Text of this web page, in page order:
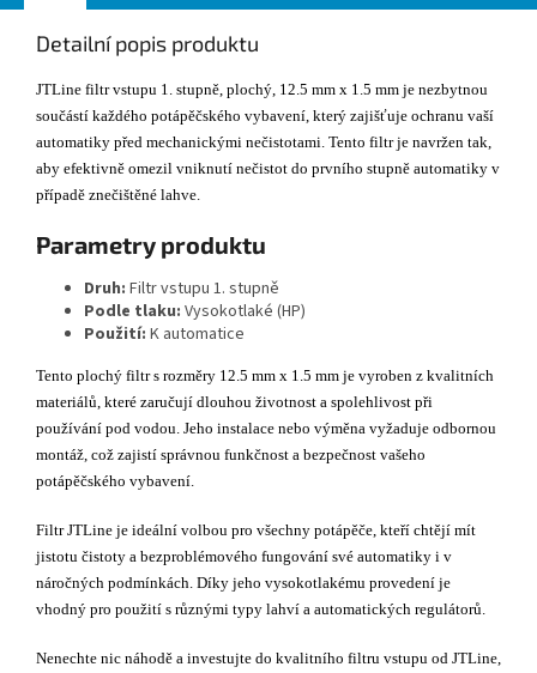
Detailní popis produktu
JTLine filtr vstupu 1. stupně, plochý, 12.5 mm x 1.5 mm je nezbytnou
součástí každého potápěčského vybavení, který zajišťuje ochranu vaší
automatiky před mechanickými nečistotami. Tento filtr je navržen tak,
aby efektivně omezil vniknutí nečistot do prvního stupně automatiky v
případě znečištěné lahve.
Parametry produktu
Druh: Filtr vstupu 1. stupně
Podle tlaku: Vysokotlaké (HP)
Použití: K automatice
Tento plochý filtr s rozměry 12.5 mm x 1.5 mm je vyroben z kvalitních
materiálů, které zaručují dlouhou životnost a spolehlivost při
používání pod vodou. Jeho instalace nebo výměna vyžaduje odbornou
montáž, což zajistí správnou funkčnost a bezpečnost vašeho
potápěčského vybavení.
Filtr JTLine je ideální volbou pro všechny potápěče, kteří chtějí mít
jistotu čistoty a bezproblémového fungování své automatiky i v
náročných podmínkách. Díky jeho vysokotlakému provedení je
vhodný pro použití s různými typy lahví a automatických regulátorů.
Nenechte nic náhodě a investujte do kvalitního filtru vstupu od JTLine,